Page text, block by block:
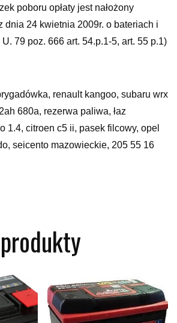
poboru opłaty jest nałożony
dnia 24 kwietnia 2009r. o bateriach i
79 poz. 666 art. 54.p.1-5, art. 55 p.1)
renault kangoo, subaru wrx
680a, rezerwa paliwa, łaz
1.4, citroen c5 ii, pasek filcowy, opel
seicento mazowieckie, 205 55 16